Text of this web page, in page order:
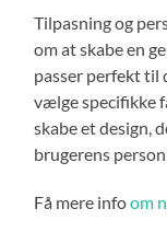
Tilpasning og
om at skabe en
passer perfekt til
vælge specifikke
skabe et design,
brugerens
Få mere infoom